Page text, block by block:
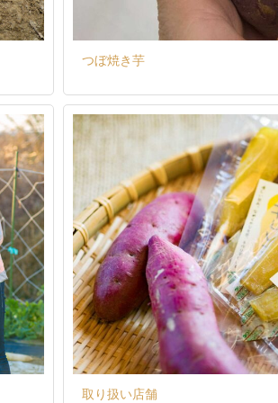
つぼ焼き芋
取り扱い店舗